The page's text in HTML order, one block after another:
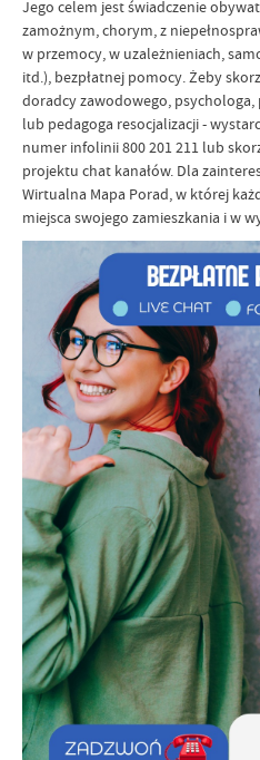
Jego celem jest świadczenie
zamożnym, chorym, z
w przemocy, w uzależnieniach,
itd.), bezpłatnej pomocy. Żeby
doradcy zawodowego, psychologa,
lub pedagoga resocjalizacji -
numer infolinii 800 201 211 lub
projektu chat kanałów. Dla
Wirtualna Mapa Porad, w której
miejsca swojego zamieszkania i w